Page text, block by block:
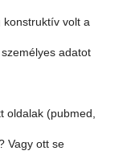
konstruktív volt a
adatot
oldalak (pubmed,
Vagy ott se